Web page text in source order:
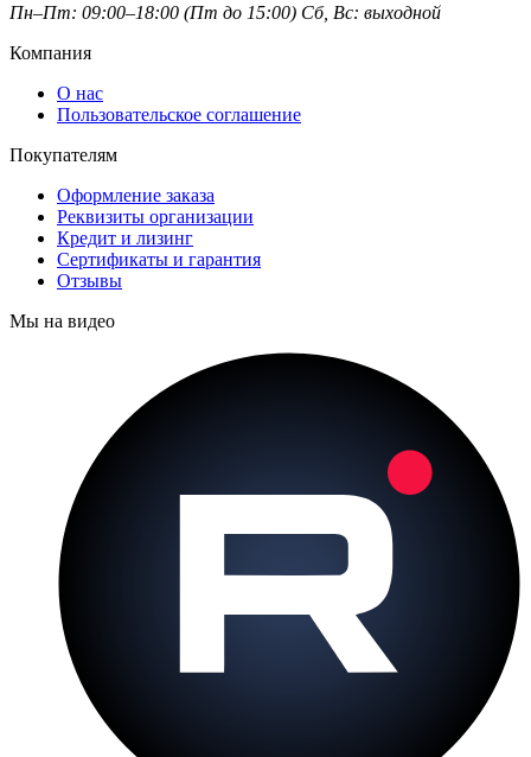
Пн–Пт: 09:00–18:00 (Пт до 15:00) Сб, Вс: выходной
Компания
О нас
Пользовательское соглашение
Покупателям
Оформление заказа
Реквизиты организации
Кредит и лизинг
Сертификаты и гарантия
Отзывы
Мы на видео